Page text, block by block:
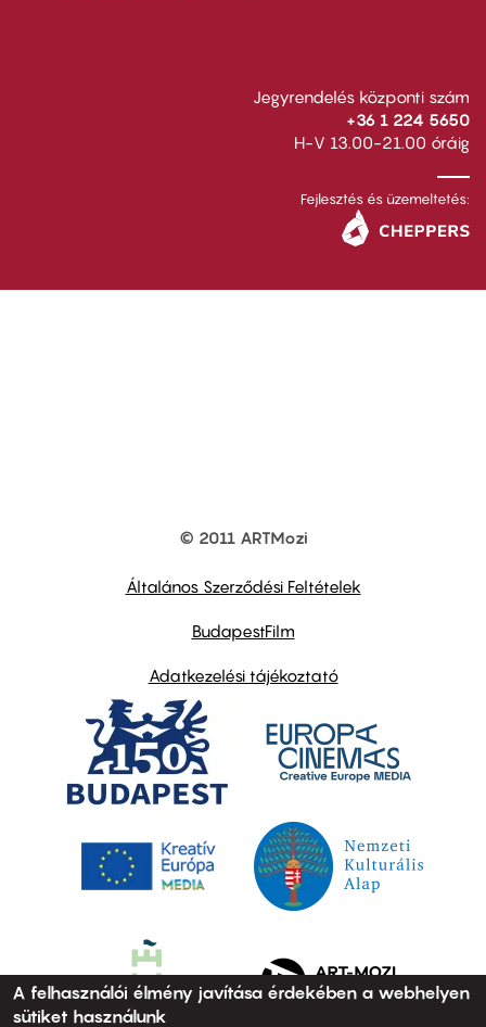
Jegyrendelés központi szám
+36 1 224 5650
H-V 13.00-21.00 óráig
Fejlesztés és üzemeltetés:
© 2011 ARTMozi
Általános Szerződési Feltételek
BudapestFilm
Adatkezelési tájékoztató
A felhasználói élmény javítása érdekében a webhelyen
sütiket használunk